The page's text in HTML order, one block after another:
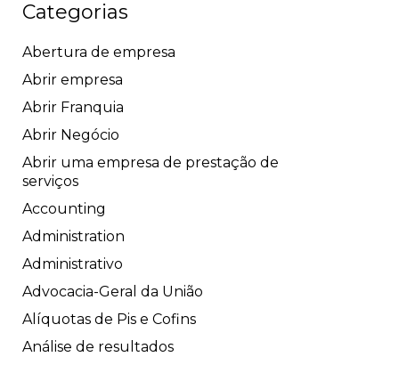
Categorias
Abertura de empresa
Abrir empresa
Abrir Franquia
Abrir Negócio
Abrir uma empresa de prestação de
serviços
Accounting
Administration
Administrativo
Advocacia-Geral da União
Alíquotas de Pis e Cofins
Análise de resultados